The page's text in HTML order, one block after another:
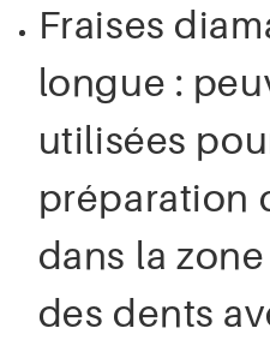
Fraises
longue :
utilisées
préparation
dans la
des dents